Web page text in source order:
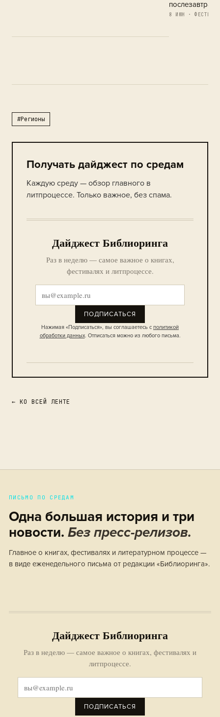
послезавтра
8 ИЮН ·
#Регионы
Получать дайджест по средам
Каждую среду — обзор главного в
литпроцессе. Только важное, без спама.
Дайджест Библиоринга
Раз в неделю — самое важное о книгах,
фестивалях и литпроцессе.
ПОДПИСАТЬСЯ
Нажимая «Подписаться», вы соглашаетесь с политикой
обработки данных. Отписаться можно из любого письма.
← КО ВСЕЙ ЛЕНТЕ
ПИСЬМО ПО СРЕДАМ
Одна большая история и три
новости. Без пресс-релизов.
Главное о книгах, фестивалях и литературном процессе —
в виде еженедельного письма от редакции «Библиоринга».
Дайджест Библиоринга
Раз в неделю — самое важное о книгах, фестивалях и
литпроцессе.
ПОДПИСАТЬСЯ